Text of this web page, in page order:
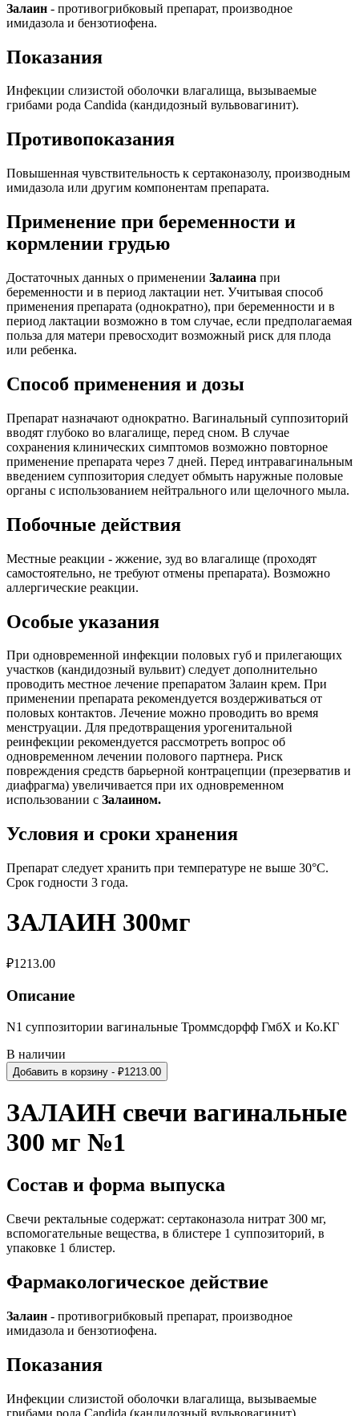
Залаин - противогрибковый препарат, производное
имидазола и бензотиофена.
Показания
Инфекции слизистой оболочки влагалища, вызываемые
грибами рода Candida (кандидозный вульвовагинит).
Противопоказания
Повышенная чувствительность к сертаконазолу, производным
имидазола или другим компонентам препарата.
Применение при беременности и
кормлении грудью
Достаточных данных о применении Залаина при
беременности и в период лактации нет. Учитывая способ
применения препарата (однократно), при беременности и в
период лактации возможно в том случае, если предполагаемая
польза для матери превосходит возможный риск для плода
или ребенка.
Способ применения и дозы
Препарат назначают однократно. Вагинальный суппозиторий
вводят глубоко во влагалище, перед сном. В случае
сохранения клинических симптомов возможно повторное
применение препарата через 7 дней. Перед интравагинальным
введением суппозитория следует обмыть наружные половые
органы с использованием нейтрального или щелочного мыла.
Побочные действия
Местные реакции - жжение, зуд во влагалище (проходят
самостоятельно, не требуют отмены препарата). Возможно
аллергические реакции.
Особые указания
При одновременной инфекции половых губ и прилегающих
участков (кандидозный вульвит) следует дополнительно
проводить местное лечение препаратом Залаин крем. При
применении препарата рекомендуется воздерживаться от
половых контактов. Лечение можно проводить во время
менструации. Для предотвращения урогенитальной
реинфекции рекомендуется рассмотреть вопрос об
одновременном лечении полового партнера. Риск
повреждения средств барьерной контрацепции (презерватив и
диафрагма) увеличивается при их одновременном
использовании с Залаином.
Условия и сроки хранения
Препарат следует хранить при температуре не выше 30°С.
Срок годности 3 года.
ЗАЛАИН 300мг
₽1213.00
Описание
N1 суппозитории вагинальные Троммсдорфф ГмбХ и Ко.КГ
В наличии
Добавить в корзину - ₽1213.00
ЗАЛАИН свечи вагинальные
300 мг №1
Состав и форма выпуска
Свечи ректальные содержат: сертаконазола нитрат 300 мг,
вспомогательные вещества, в блистере 1 суппозиторий, в
упаковке 1 блистер.
Фармакологическое действие
Залаин - противогрибковый препарат, производное
имидазола и бензотиофена.
Показания
Инфекции слизистой оболочки влагалища, вызываемые
грибами рода Candida (кандидозный вульвовагинит).